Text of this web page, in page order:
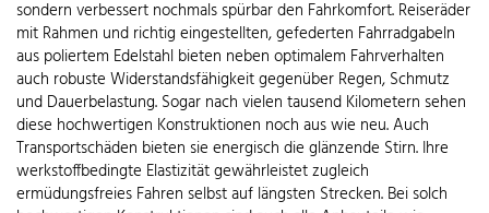
sondern verbessert nochmals spürbar den Fahrkomfort. Reiseräder
mit Rahmen und richtig eingestellten, gefederten Fahrradgabeln
aus poliertem Edelstahl bieten neben optimalem Fahrverhalten
auch robuste Widerstandsfähigkeit gegenüber Regen, Schmutz
und Dauerbelastung. Sogar nach vielen tausend Kilometern sehen
diese hochwertigen Konstruktionen noch aus wie neu. Auch
Transportschäden bieten sie energisch die glänzende Stirn. Ihre
werkstoffbedingte Elastizität gewährleistet zugleich
ermüdungsfreies Fahren selbst auf längsten Strecken. Bei solch